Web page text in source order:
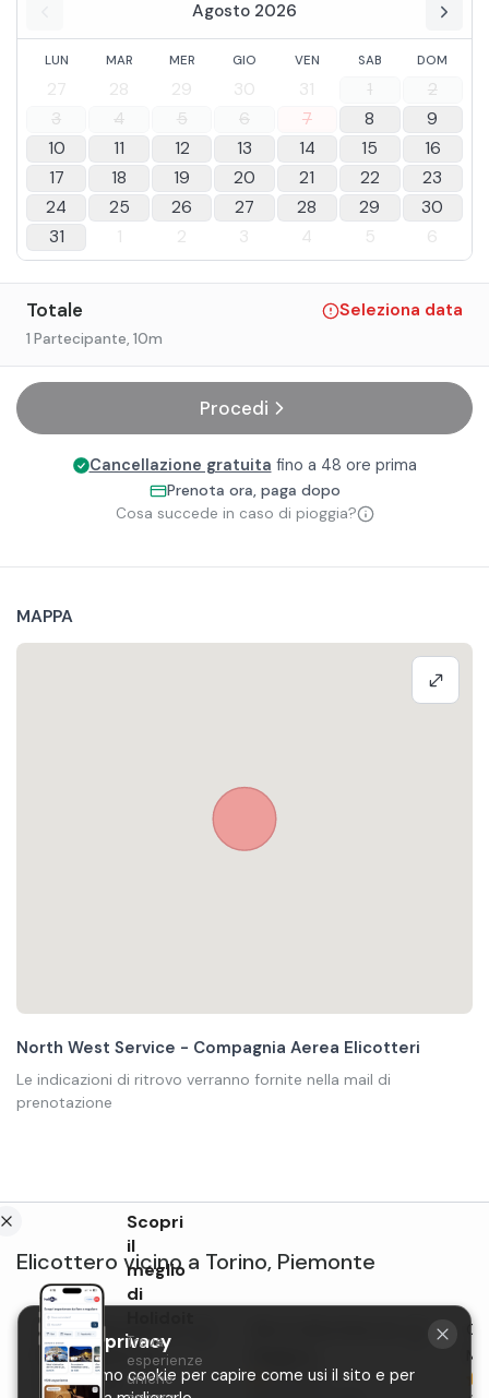
Agosto 2026
LUN MAR MER GIO VEN SAB DOM
27 28 29 30 31 1
2
3
4 5 6 7 8
9
10
11 12 13 14 15
16
17
18 19 20 21 22
23
24
25 26 27 28 29
30
31
1 2 3 4 5 6
Totale Seleziona data
1 Partecipante, 10m
Procedi
Cancellazione gratuita fino a 48 ore prima
Prenota ora, paga dopo
Cosa succede in caso di pioggia?
MAPPA
North West Service - Compagnia Aerea Elicotteri
Le indicazioni di ritrovo verranno fornite nella mail di
prenotazione
Elicottero vicino a Torino, Piemonte
Giro in Elicottero sul
Monte Bianco da
Courmayeur
Giro in elicottero sul Lago
4,7 (34)
Scopri
il
meglio
di
Trova
esperienze
uniche
La tua privacy
Utilizziamo cookie per capire come usi il sito e per